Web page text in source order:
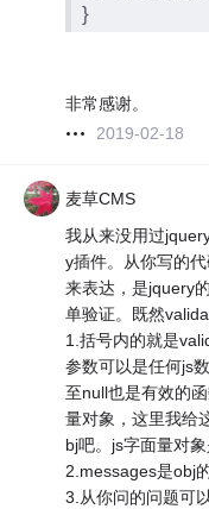
}
非常感谢。
2019-02-18
麦草CMS
我从来没用过
y插件。从你写的
来表达，是jquery
单验证。既然
1.括号内的就是
参数可以是任何js
至null也是有效的
量对象，这里我给
bj吧。js字面量对
2.messages是obj
3.从你问的问题可